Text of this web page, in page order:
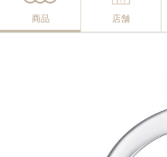
商品 店舗